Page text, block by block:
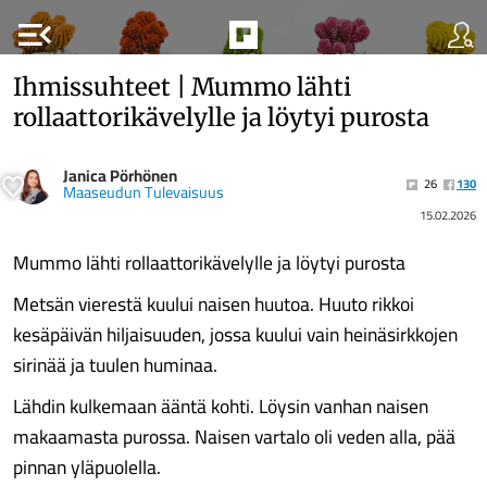
menu_open
Ihmissuhteet | Mummo lähti
rollaattorikävelylle ja löytyi purosta
Janica Pörhönen
Maaseudun Tulevaisuus 26
130
15.02.2026
Mummo lähti rollaattorikävelylle ja löytyi purosta
Metsän vierestä kuului naisen huutoa. Huuto rikkoi
kesäpäivän hiljaisuuden, jossa kuului vain heinäsirkkojen
sirinää ja tuulen huminaa.
Lähdin kulkemaan ääntä kohti. Löysin vanhan naisen
makaamasta purossa. Naisen vartalo oli veden alla, pää
pinnan yläpuolella.